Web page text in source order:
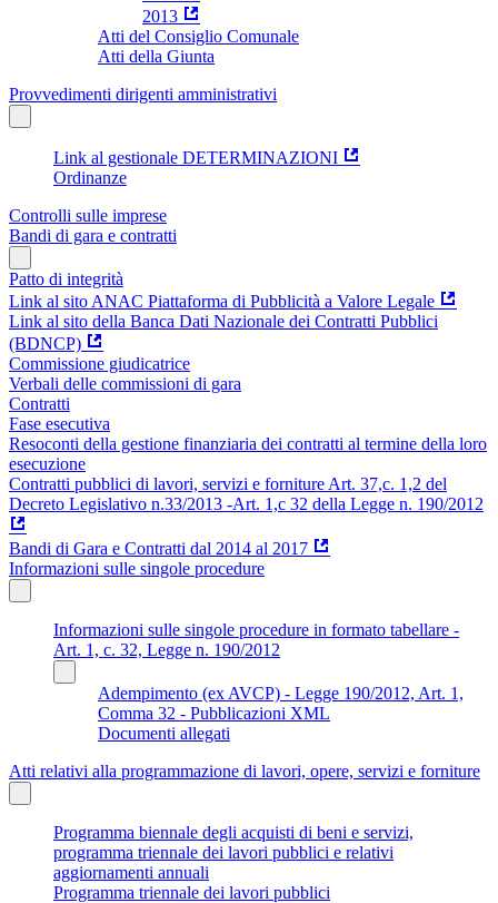
2013
Atti del Consiglio Comunale
Atti della Giunta
Provvedimenti dirigenti amministrativi
Link al gestionale DETERMINAZIONI
Ordinanze
Controlli sulle imprese
Bandi di gara e contratti
Patto di integrità
Link al sito ANAC Piattaforma di Pubblicità a Valore Legale
Link al sito della Banca Dati Nazionale dei Contratti Pubblici
(BDNCP)
Commissione giudicatrice
Verbali delle commissioni di gara
Contratti
Fase esecutiva
Resoconti della gestione finanziaria dei contratti al termine della loro
esecuzione
Contratti pubblici di lavori, servizi e forniture Art. 37,c. 1,2 del
Decreto Legislativo n.33/2013 -Art. 1,c 32 della Legge n. 190/2012
Bandi di Gara e Contratti dal 2014 al 2017
Informazioni sulle singole procedure
Informazioni sulle singole procedure in formato tabellare -
Art. 1, c. 32, Legge n. 190/2012
Adempimento (ex AVCP) - Legge 190/2012, Art. 1,
Comma 32 - Pubblicazioni XML
Documenti allegati
Atti relativi alla programmazione di lavori, opere, servizi e forniture
Programma biennale degli acquisti di beni e servizi,
programma triennale dei lavori pubblici e relativi
aggiornamenti annuali
Programma triennale dei lavori pubblici